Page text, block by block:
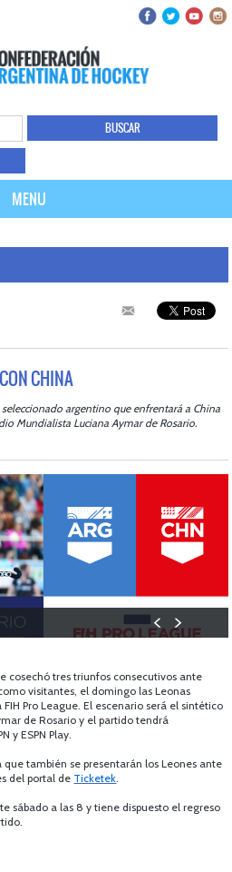
MENU
CHINA
argentino que enfrentará a China
Mundialista Luciana Aymar de Rosario.
cosechó tres triunfos consecutivos ante
visitantes, el domingo las Leonas
Pro League. El escenario será el sintético
de Rosario y el partido tendrá
y ESPN Play.
también se presentarán los Leones ante
del portal de Ticketek.
sábado a las 8 y tiene dispuesto el regreso